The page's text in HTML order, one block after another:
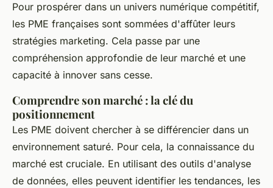
Pour prospérer dans un univers numérique compétitif,
les PME françaises sont sommées d'affûter leurs
stratégies marketing. Cela passe par une
compréhension approfondie de leur marché et une
capacité à innover sans cesse.
Comprendre son marché : la clé du
positionnement
Les PME doivent chercher à se différencier dans un
environnement saturé. Pour cela, la connaissance du
marché est cruciale. En utilisant des outils d'analyse
de données, elles peuvent identifier les tendances, les